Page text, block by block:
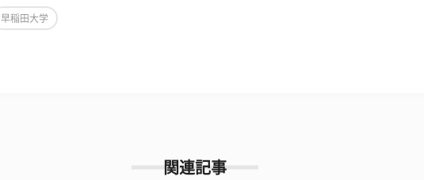
早稲田大学
関連記事